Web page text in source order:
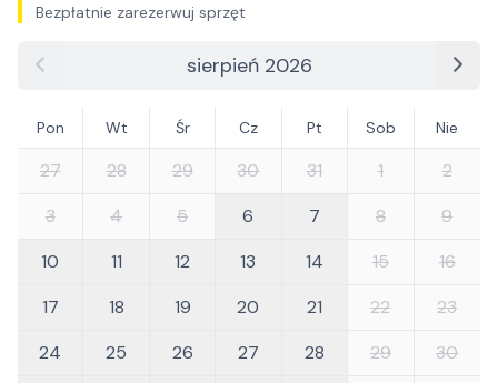
Bezpłatnie zarezerwuj sprzęt
sierpień 2026
Pon Wt Śr Cz Pt Sob Nie
27 28 29 30 31 1
2
3
4 5 6 7 8
9
10
11 12 13 14 15
16
17
18 19 20 21 22
23
24
25 26 27 28 29
30